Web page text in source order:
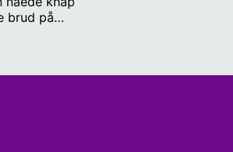
brud på
at den tidligere